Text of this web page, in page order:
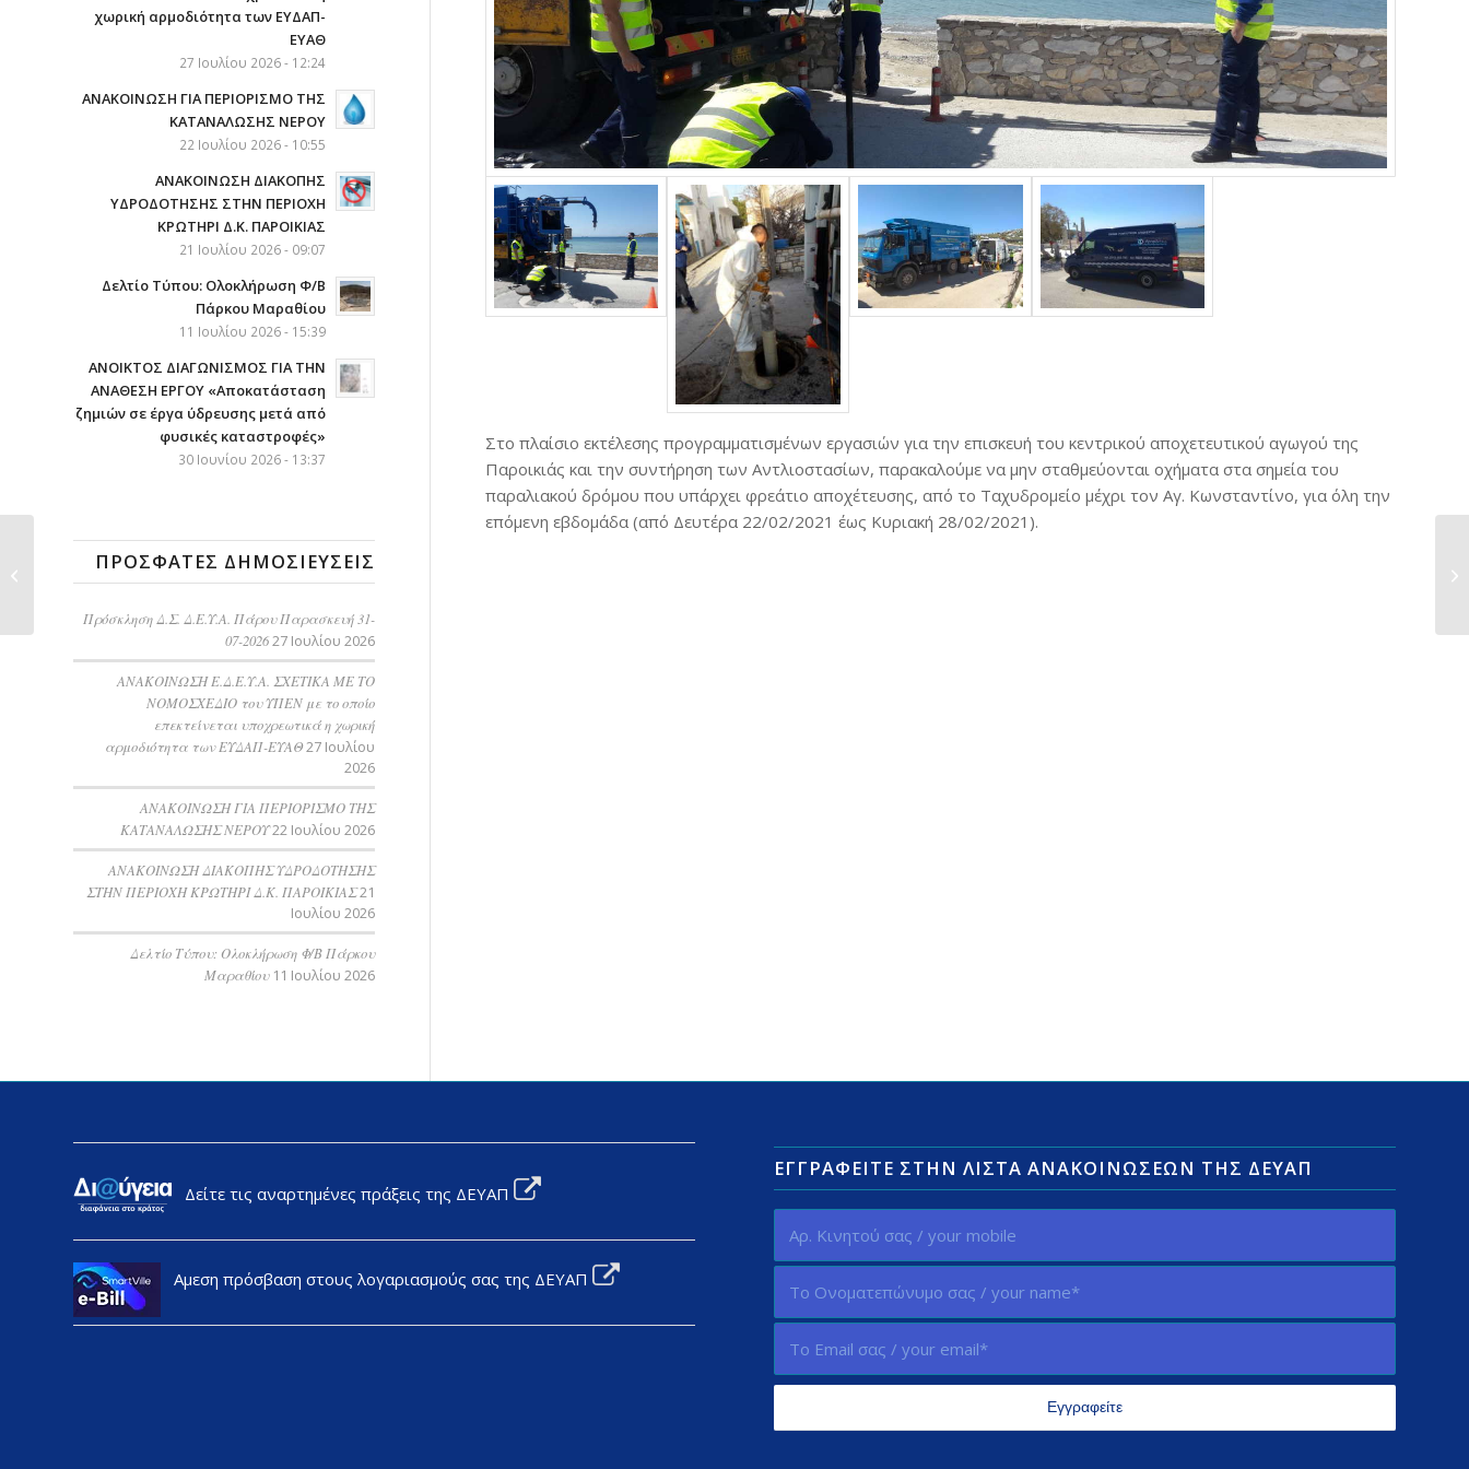
Στο πλαίσιο εκτέλεσης προγραμματισμένων εργασιών για την επισκευή του κεντρικού αποχετευτικού αγωγού της
Παροικιάς και την συντήρηση των Αντλιοστασίων, παρακαλούμε να μην σταθμεύονται οχήματα στα σημεία του
παραλιακού δρόμου που υπάρχει φρεάτιο αποχέτευσης, από το Ταχυδρομείο μέχρι τον Αγ. Κωνσταντίνο, για όλη την
επόμενη εβδομάδα (από Δευτέρα 22/02/2021 έως Κυριακή 28/02/2021).
χωρική αρμοδιότητα των ΕΥΔΑΠ-
ΕΥΑΘ
27 Ιουλίου 2026 - 12:24
ΑΝΑΚΟΙΝΩΣΗ ΓΙΑ ΠΕΡΙΟΡΙΣΜΟ ΤΗΣ
ΚΑΤΑΝΑΛΩΣΗΣ ΝΕΡΟΥ
22 Ιουλίου 2026 - 10:55
AΝΑΚΟΙΝΩΣΗ ΔΙΑΚΟΠΗΣ
ΥΔΡΟΔΟΤΗΣΗΣ ΣΤΗΝ ΠΕΡΙΟΧΗ
ΚΡΩΤΗΡΙ Δ.Κ. ΠΑΡΟΙΚΙΑΣ
21 Ιουλίου 2026 - 09:07
Δελτίο Τύπου: Ολοκλήρωση Φ/Β
Πάρκου Μαραθίου
11 Ιουλίου 2026 - 15:39
ΑΝΟΙΚΤΟΣ ΔΙΑΓΩΝΙΣΜΟΣ ΓΙΑ ΤΗΝ
ΑΝΑΘΕΣΗ ΕΡΓΟΥ «Αποκατάσταση
ζημιών σε έργα ύδρευσης μετά από
φυσικές καταστροφές»
30 Ιουνίου 2026 - 13:37
ΠΡΌΣΦΑΤΕΣ ΔΗΜΟΣΙΕΎΣΕΙΣ
Πρόσκληση Δ.Σ. Δ.Ε.Υ.Α. Πάρου Παρασκευή 31-
07-202627 Ιουλίου 2026
ΑΝΑΚΟΙΝΩΣΗ Ε.Δ.Ε.Υ.Α. ΣΧΕΤΙΚΑ ΜΕ ΤΟ
ΝΟΜΟΣΧΕΔΙΟ του ΥΠΕΝ με το οποίο
επεκτείνεται υποχρεωτικά η χωρική
αρμοδιότητα των ΕΥΔΑΠ-ΕΥΑΘ27 Ιουλίου
2026
ΑΝΑΚΟΙΝΩΣΗ ΓΙΑ ΠΕΡΙΟΡΙΣΜΟ ΤΗΣ
ΚΑΤΑΝΑΛΩΣΗΣ ΝΕΡΟΥ22 Ιουλίου 2026
AΝΑΚΟΙΝΩΣΗ ΔΙΑΚΟΠΗΣ ΥΔΡΟΔΟΤΗΣΗΣ
ΣΤΗΝ ΠΕΡΙΟΧΗ ΚΡΩΤΗΡΙ Δ.Κ. ΠΑΡΟΙΚΙΑΣ21
Ιουλίου 2026
Δελτίο Τύπου: Ολοκλήρωση Φ/Β Πάρκου
Μαραθίου 11 Ιουλίου 2026
Δείτε τις αναρτημένες πράξεις της ΔΕΥΑΠ
Αμεση πρόσβαση στους λογαριασμούς σας της ΔΕΥΑΠ
ΕΓΓΡΑΦΕΊΤΕ ΣΤΗΝ ΛΊΣΤΑ ΑΝΑΚΟΙΝΏΣΕΩΝ ΤΗΣ ΔΕΥΑΠ
ΑΝΑΚΟΙΝΩΣΗ
ΔΙΑΚΟΠΗΣ
ΥΔΡΟΔΟΤΗΣΗΣ ΣΤΗΝ